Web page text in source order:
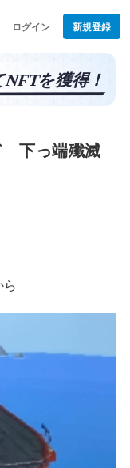
ログイン 新規登録
下っ端殲滅